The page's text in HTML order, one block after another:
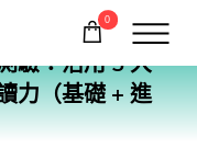
0
購物車
驗：活用 5 大
力（基礎 + 進